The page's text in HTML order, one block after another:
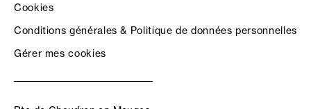
Cookies
Conditions générales & Politique de données personnelles
Gérer mes cookies